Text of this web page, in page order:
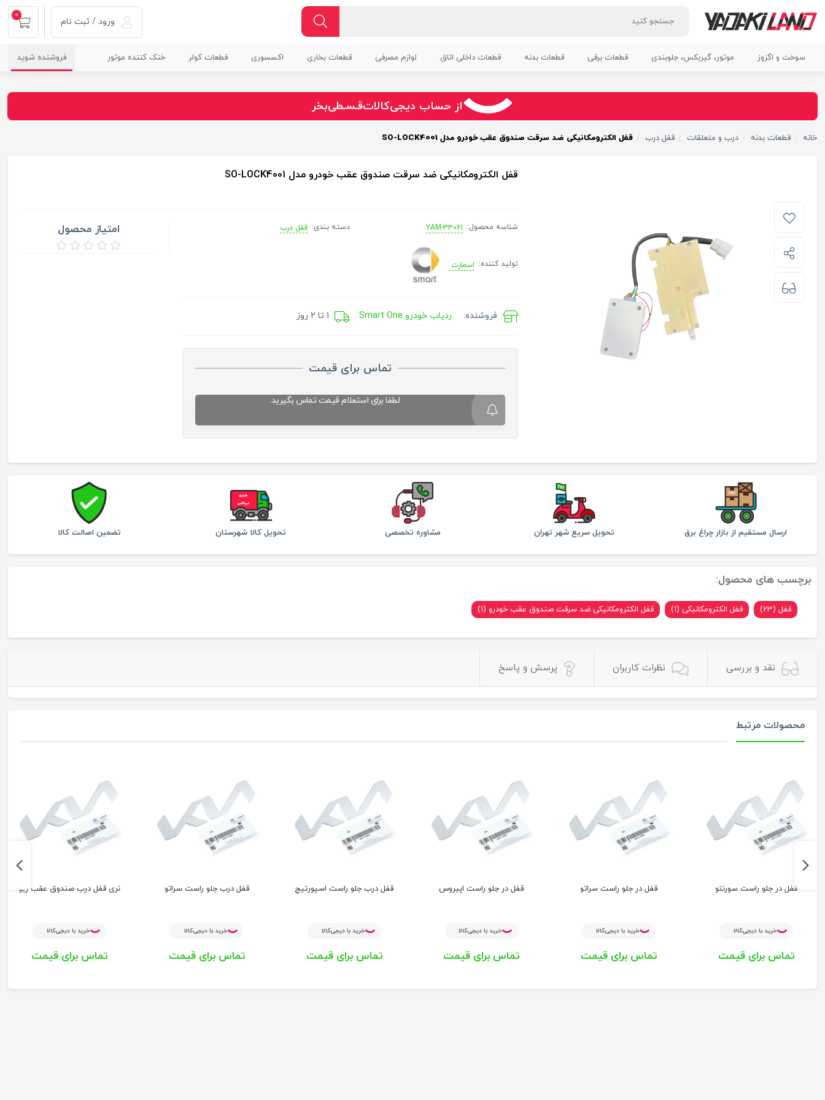
ورود / ثبت نام
0
سوخت و اگزوز موتور، گیربکس، جلوبندی قطعات برقی قطعات بدنه قطعات داخلی اتاق لوازم مصرفی قطعات بخاری اکسسوری قطعات کولر خنک کننده موتور فروشنده شوید
از حساب دیجی‌کالات
امـــــن
قـسـطیبخر
خانه قطعات بدنه درب و متعلقات قفل درب قفل الکترومکانیکی ضد سرقت صندوق عقب خودرو مدل SO-LOCK4001
قفل الکترومکانیکی ضد سرقت صندوق عقب خودرو مدل SO-LOCK4001
شناسه محصول: YAM-33061 دسته بندی: قفل درب
تولید کننده: اسمارت
فروشنده: ردیاب خودرو Smart One
تماس برای قیمت
لطفا برای استعلام قیمت تماس بگیرید.
امتیاز محصول
ارسال مستقیم از بازار چراغ برق تحویل سریع شهر تهران مشاوره تخصصی تحویل کالا شهرستان تضمین اصالت کالا
برچسب های محصول:
قفل (23) قفل الکترومکانیکی (1) قفل الکترومکانیکی ضد سرقت صندوق عقب خودرو (1)
نقد و بررسی نظرات کاربران پرسش و پاسخ
محصولات مرتبط
قفل در جلو راست سورنتو
خرید با دیجی‌کالا
تماس برای قیمت
قفل در جلو راست سراتو
خرید با دیجی‌کالا
تماس برای قیمت
قفل در جلو راست اپیروس
خرید با دیجی‌کالا
تماس برای قیمت
قفل درب جلو راست اسپورتیج
خرید با دیجی‌کالا
تماس برای قیمت
قفل درب جلو راست سراتو
خرید با دیجی‌کالا
تماس برای قیمت
نری قفل درب صندوق عقب ریو
خرید با دیجی‌کالا
تماس برای قیمت